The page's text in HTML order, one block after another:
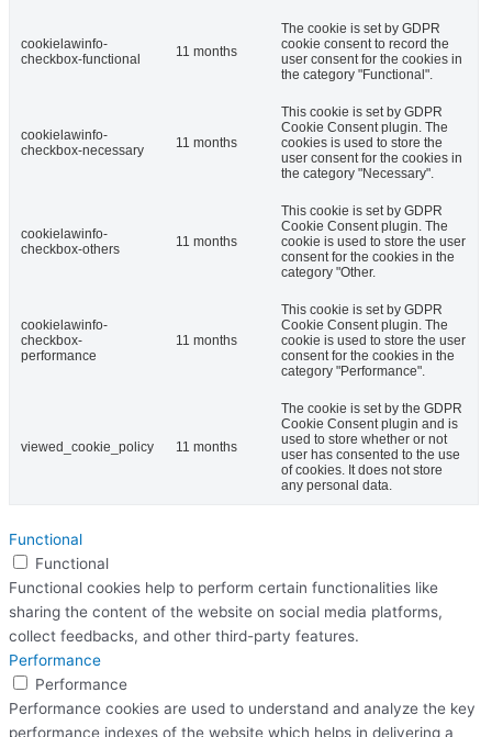
cookielawinfo-
checkbox-functional
11 months
The cookie is set by GDPR
cookie consent to record the
user consent for the cookies in
the category "Functional".
cookielawinfo-
checkbox-necessary
11 months
This cookie is set by GDPR
Cookie Consent plugin. The
cookies is used to store the
user consent for the cookies in
the category "Necessary".
cookielawinfo-
checkbox-others
11 months
This cookie is set by GDPR
Cookie Consent plugin. The
cookie is used to store the user
consent for the cookies in the
category "Other.
cookielawinfo-
checkbox-
performance
11 months
This cookie is set by GDPR
Cookie Consent plugin. The
cookie is used to store the user
consent for the cookies in the
category "Performance".
viewed_cookie_policy 11 months
The cookie is set by the GDPR
Cookie Consent plugin and is
used to store whether or not
user has consented to the use
of cookies. It does not store
any personal data.
Functional
Functional
Functional cookies help to perform certain functionalities like
sharing the content of the website on social media platforms,
collect feedbacks, and other third-party features.
Performance
Performance
Performance cookies are used to understand and analyze the key
performance indexes of the website which helps in delivering a